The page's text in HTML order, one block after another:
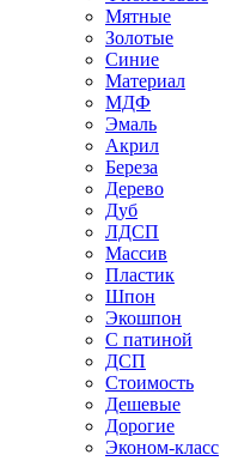
Мятные
Золотые
Синие
Материал
МДФ
Эмаль
Акрил
Береза
Дерево
Дуб
ЛДСП
Массив
Пластик
Шпон
Экошпон
С патиной
ДСП
Стоимость
Дешевые
Дорогие
Эконом-класс